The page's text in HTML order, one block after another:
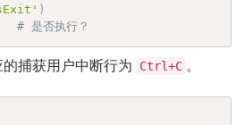
)
# 是否执行？
捕获用户中断行为 Ctrl+C 。